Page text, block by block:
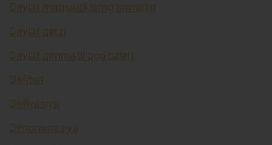
Davlat maqsadli jamg’armalari
Davlat qarzi
Davlat qimmatli qog’ozlari
Defitsit
Deflyasiya
Denominasiya